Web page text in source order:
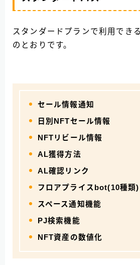
スタンダードプランで利用でき
のとおりです。
セール情報通知
日別NFTセール情報
NFTリビール情報
AL獲得方法
AL確認リンク
フロアプライスbot(10種類)
スペース通知機能
PJ検索機能
NFT資産の数値化